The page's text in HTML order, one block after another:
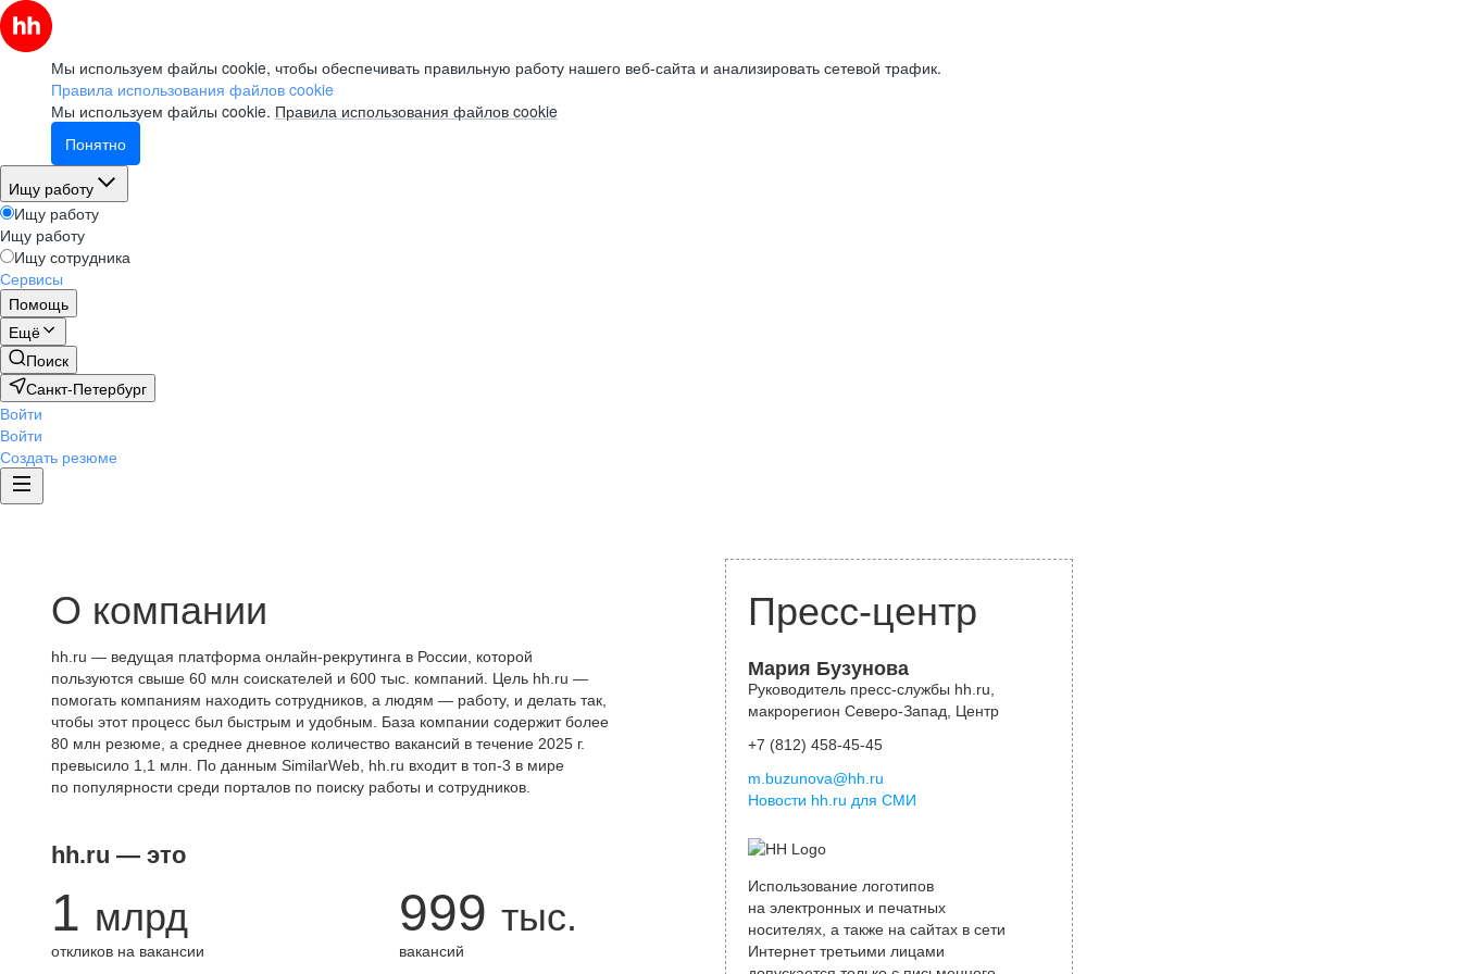
Мы используем файлы cookie, чтобы обеспечивать правильную работу нашего веб-сайта и анализировать сетевой трафик.
Правила использования файлов cookie
Мы используем файлы cookie. Правила использования файлов cookie
Понятно
Ищу работу
Ищу работу
Ищу работу
Ищу сотрудника
Сервисы
Помощь
Ещё
Поиск
Санкт-Петербург
Войти
Войти
Создать резюме
О компании
hh.ru — ведущая платформа онлайн-рекрутинга в России, которой
пользуются свыше 60 млн соискателей и 600 тыс. компаний. Цель hh.ru —
помогать компаниям находить сотрудников, а людям — работу, и делать так,
чтобы этот процесс был быстрым и удобным. База компании содержит более
80 млн резюме, а среднее дневное количество вакансий в течение 2025 г.
превысило 1,1 млн. По данным SimilarWeb, hh.ru входит в топ-3 в мире
по популярности среди порталов по поиску работы и сотрудников.
hh.ru — это
1 млрд
откликов на вакансии
999 тыс.
вакансий
Пресс-центр
Мария Бузунова
Руководитель пресс-службы hh.ru,
макрорегион Северо-Запад, Центр
+7 (812) 458-45-45
m.buzunova@hh.ru
Новости hh.ru для СМИ
Использование логотипов
на электронных и печатных
носителях, а также на сайтах в сети
Интернет третьими лицами